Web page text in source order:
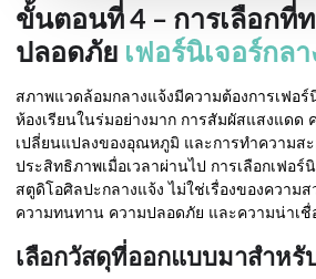
ขั้นตอนที่ 4 – การเลือกที่
ปลอดภัย เฟอร์นิเจอร์กล
สภาพแวดล้อมกลางแจ้งมีความต้องการเฟอร์
ห้องเรียนในร่มอย่างมาก การสัมผัสแสงแดด
เปลี่ยนแปลงของอุณหภูมิ และการทำความส
ประสิทธิภาพเมื่อเวลาผ่านไป การเลือกเฟอร์
สตูดิโอศิลปะกลางแจ้ง ไม่ใช่เรื่องของความส
ความทนทาน ความปลอดภัย และความน่าเชื่
เลือกวัสดุที่ออกแบบมาสำหรั